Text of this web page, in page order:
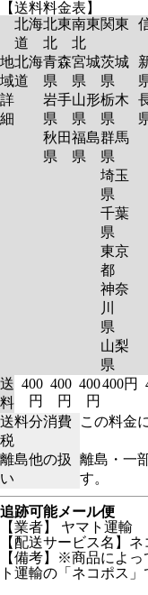
【送料料金表】
北海
道
北東
北
南東
北
関東
地
域
詳
細
北海
道
青森
県
岩手
県
秋田
県
宮城
県
山形
県
福島
県
茨城
県
栃木
県
群馬
県
埼玉
県
千葉
県
東京
都
神奈
川
県
山梨
県
送
料
400
円
400
円
400
円
400円
送料分消費
税
この料金
離島他の扱
い
離島・一
す。
追跡可能メール便
【業者】 ヤマト運輸
【配送サービス名】ネ
【備考】※商品によ
ト運輸の「ネコポス